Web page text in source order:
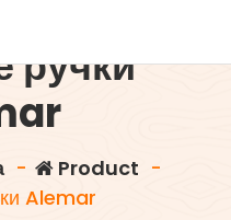
ручки
- Product -
Alemar